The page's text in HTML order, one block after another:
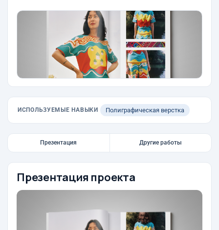
ИСПОЛЬЗУЕМЫЕ НАВЫКИ Полиграфическая верстка
Презентация Другие работы
Презентация проекта